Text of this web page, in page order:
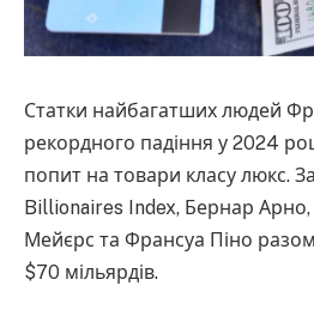
Статки найбагатших людей
рекордного падіння у 2024
попит на товари класу люкс.
Billionaires Index, Бернар
Мейєрс та Франсуа Піно
$70 мільярдів.